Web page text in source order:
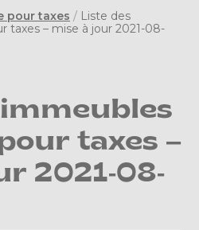
pour taxes / Liste des
taxes – mise à jour 2021-08-
taxes –
2021-08-